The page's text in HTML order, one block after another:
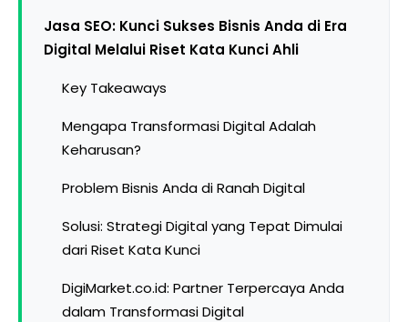
Jasa SEO: Kunci Sukses Bisnis Anda di Era
Digital Melalui Riset Kata Kunci Ahli
Key Takeaways
Mengapa Transformasi Digital Adalah
Keharusan?
Problem Bisnis Anda di Ranah Digital
Solusi: Strategi Digital yang Tepat Dimulai
dari Riset Kata Kunci
DigiMarket.co.id: Partner Terpercaya Anda
dalam Transformasi Digital